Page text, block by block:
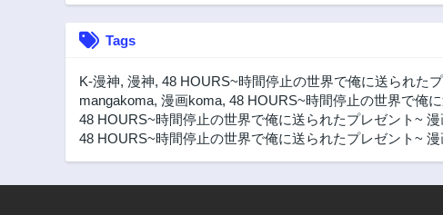
Tags
K-漫神, 漫神, 48 HOURS~時間停止の世界で俺に送られた
mangakoma, 漫画koma, 48 HOURS~時間停止の世界で俺
48 HOURS~時間停止の世界で俺に送られたプレゼント~ 漫
48 HOURS~時間停止の世界で俺に送られたプレゼント~